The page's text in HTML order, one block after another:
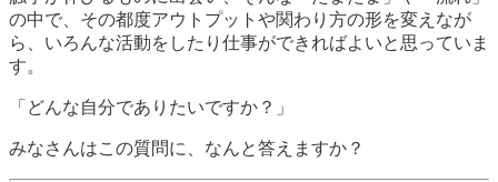
の中で、その都度アウトプットや関わり方の形を変えなが
ら、いろんな活動をしたり仕事ができればよいと思っていま
す。
「どんな自分でありたいですか？」
みなさんはこの質問に、なんと答えますか？